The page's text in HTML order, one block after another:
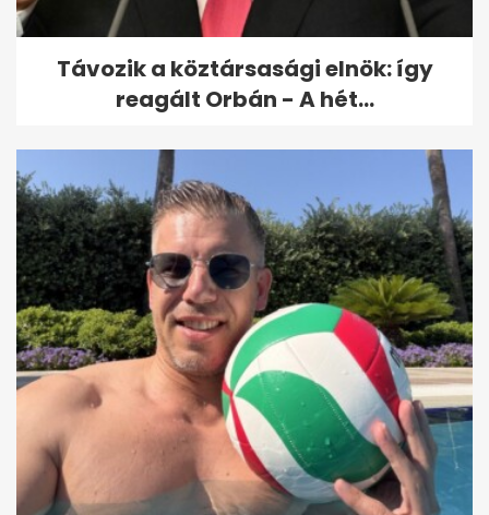
Távozik a köztársasági elnök: így
reagált Orbán - A hét...